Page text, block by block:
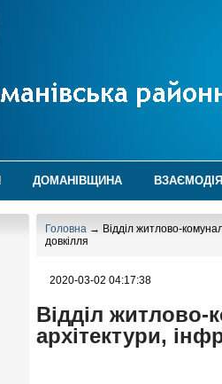
ДОМАНІВЩИНА
Головна → Відділ житлово-
довкілля
2020-03-02 04:17:38
Відділ житлово-
архітектури,